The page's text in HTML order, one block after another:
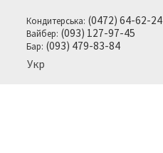
Кондитерська: (0472) 64-62-24
Вайбер: (093) 127-97-45
Бар: (093) 479-83-84
Укр